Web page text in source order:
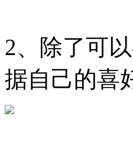
2、除了可
据自己的喜